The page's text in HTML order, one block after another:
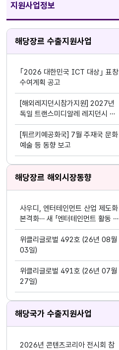
지원사업정보
해당장르 수출지원사업
｢2026 대한민국 ICT 대상｣ 표창
수여계획 공고
[해외레지던시참가지원] 2027년
독일 트랜스미디알레 레지던시 참
가
[튀르키예공화국] 7월 주재국 문화
예술 등 동향 보고
해당장르 해외시장동향
사우디, 엔터테인먼트 산업 제도화
본격화… 새 「엔터테인먼트 활동 및
지원 활동법」 제정
위클리글로벌 492호 (26년 08월
03일)
위클리글로벌 491호 (26년 07월
27일)
해당국가 수출지원사업
2026년 콘텐츠코리아 전시회 참